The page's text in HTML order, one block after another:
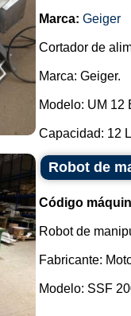
Marca: Geiger
Cortador de
Marca: Geiger.
Modelo: UM 12
Capacidad: 12
Robot de
Código
Robot de
Fabricante:
Modelo: SSF